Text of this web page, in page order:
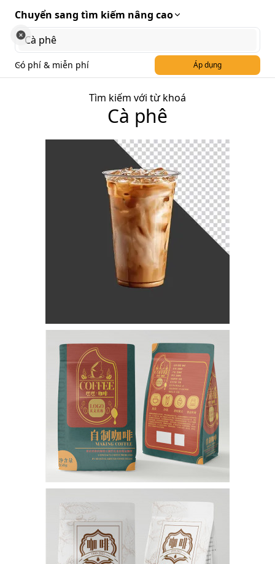
Chuyển sang tìm kiếm nâng cao
Có phí & miễn phí Áp dụng
Tìm kiếm với từ khoá
Cà phê